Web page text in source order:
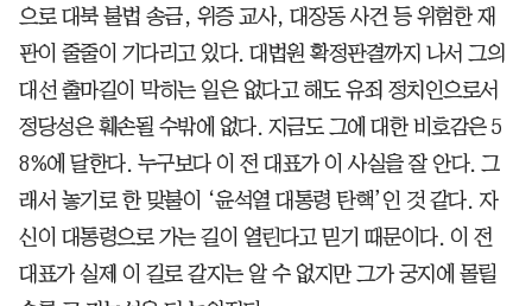
으로 대북 불법 송금, 위증 교사, 대장동 사건 등 위험한 재
판이 줄줄이 기다리고 있다. 대법원 확정판결까지 나서 그의
대선 출마길이 막히는 일은 없다고 해도 유죄 정치인으로서
정당성은 훼손될 수밖에 없다. 지금도 그에 대한 비호감은 5
8%에 달한다. 누구보다 이 전 대표가 이 사실을 잘 안다. 그
래서 놓기로 한 맞불이 ‘윤석열 대통령 탄핵’인 것 같다. 자
신이 대통령으로 가는 길이 열린다고 믿기 때문이다. 이 전
대표가 실제 이 길로 갈지는 알 수 없지만 그가 궁지에 몰릴